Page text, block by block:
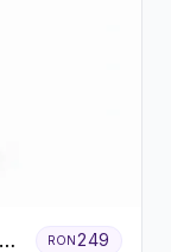
RON249